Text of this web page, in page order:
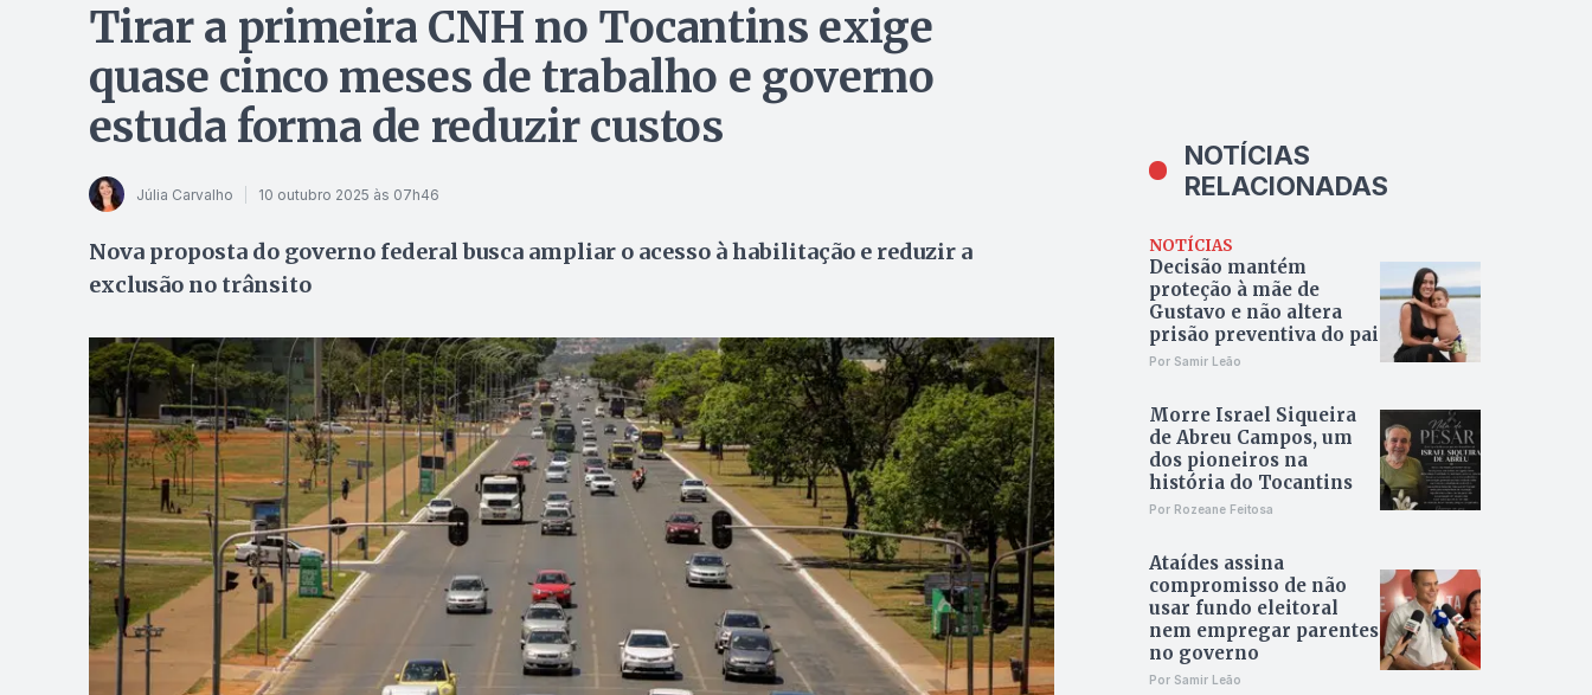
Tirar a primeira CNH no Tocantins exige
quase cinco meses de trabalho e governo
estuda forma de reduzir custos
Júlia Carvalho 10 outubro 2025 às 07h46
Nova proposta do governo federal busca ampliar o acesso à habilitação e reduzir a
exclusão no trânsito
NOTÍCIAS
RELACIONADAS
NOTÍCIAS
Decisão mantém
proteção à mãe de
Gustavo e não altera
prisão preventiva do pai
Por Samir Leão
Morre Israel Siqueira
de Abreu Campos, um
dos pioneiros na
história do Tocantins
Por Rozeane Feitosa
Ataídes assina
compromisso de não
usar fundo eleitoral
nem empregar parentes
no governo
Por Samir Leão